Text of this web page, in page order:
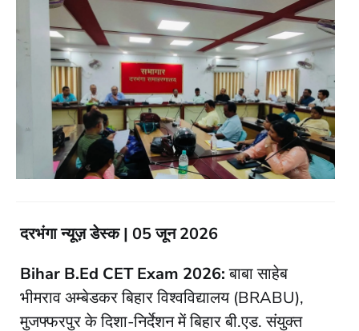
दरभंगा न्यूज़ डेस्क | 05 जून 2026
Bihar B.Ed CET Exam 2026:बाबा साहेब
भीमराव अम्बेडकर बिहार विश्वविद्यालय (BRABU),
मुजफ्फरपुर के दिशा-निर्देशन में बिहार बी.एड. संयुक्त